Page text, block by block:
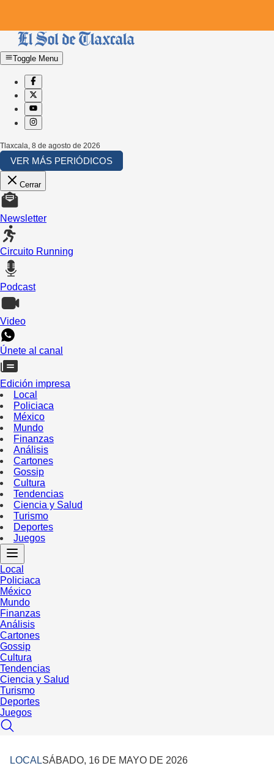
Toggle Menu
Tlaxcala 8 de agosto de 2026
VER MÁS PERIÓDICOS
Cerrar
Newsletter
Circuito Running
Podcast
Video
Únete al canal
Edición impresa
Local
Policiaca
México
Mundo
Finanzas
Análisis
Cartones
Gossip
Cultura
Tendencias
Ciencia y Salud
Turismo
Deportes
Juegos
Local
Policiaca
México
Mundo
Finanzas
Análisis
Cartones
Gossip
Cultura
Tendencias
Ciencia y Salud
Turismo
Deportes
Juegos
LOCALSÁBADO, 16 DE MAYO DE 2026